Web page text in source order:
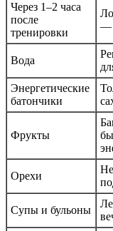
Через 1–2 часа
после
тренировки
—
Вода
Энергетические
батончики
Фрукты
Орехи
Супы и бульоны